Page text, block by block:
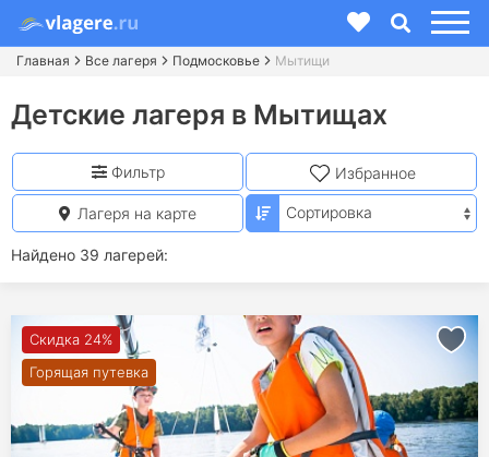
Главная Все лагеря Подмосковье Мытищи
Детские лагеря в Мытищах
Найдено 39 лагерей:
Фильтр Избранное
Лагеря на карте
Скидка 24%
Горящая путевка